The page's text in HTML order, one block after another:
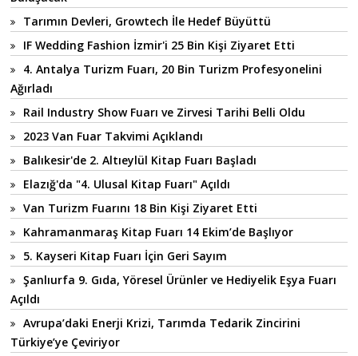
Tarımın Devleri, Growtech İle Hedef Büyüttü
IF Wedding Fashion İzmir'i 25 Bin Kişi Ziyaret Etti
4. Antalya Turizm Fuarı, 20 Bin Turizm Profesyonelini
Ağırladı
Rail Industry Show Fuarı ve Zirvesi Tarihi Belli Oldu
2023 Van Fuar Takvimi Açıklandı
Balıkesir'de 2. Altıeylül Kitap Fuarı Başladı
Elazığ'da "4. Ulusal Kitap Fuarı" Açıldı
Van Turizm Fuarını 18 Bin Kişi Ziyaret Etti
Kahramanmaraş Kitap Fuarı 14 Ekim’de Başlıyor
5. Kayseri Kitap Fuarı İçin Geri Sayım
Şanlıurfa 9. Gıda, Yöresel Ürünler ve Hediyelik Eşya Fuarı
Açıldı
Avrupa’daki Enerji Krizi, Tarımda Tedarik Zincirini
Türkiye’ye Çeviriyor